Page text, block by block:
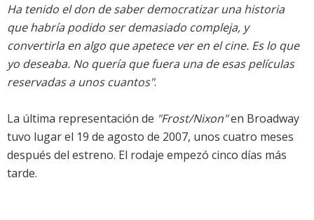
Ha tenido el don de saber democratizar una historia
que habría podido ser demasiado compleja, y
convertirla en algo que apetece ver en el cine. Es lo que
yo deseaba. No quería que fuera una de esas películas
reservadas a unos cuantos".
La última representación de "Frost/Nixon"en Broadway
tuvo lugar el 19 de agosto de 2007, unos cuatro meses
después del estreno. El rodaje empezó cinco días más
tarde.